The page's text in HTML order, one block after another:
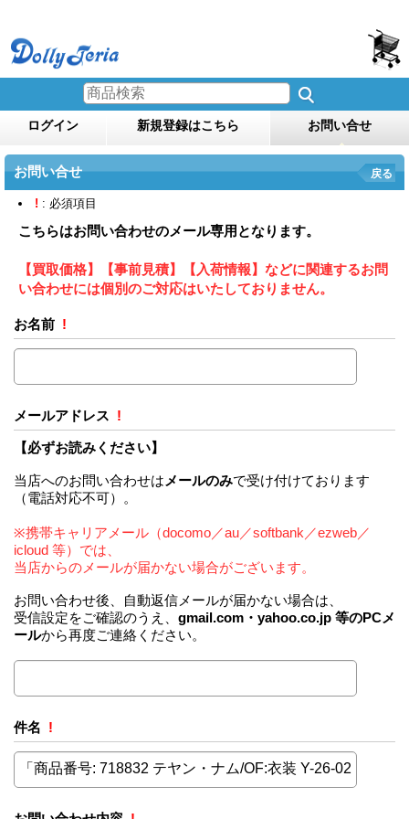
ログイン 新規登録はこちら お問い合せ
お問い合せ 戻る
! : 必須項目
こちらはお問い合わせのメール専用となります。
【買取価格】【事前見積】【入荷情報】などに関連するお問
い合わせには個別のご対応はいたしておりません。
お名前 !
メールアドレス !
【必ずお読みください】
当店へのお問い合わせは メールのみで受け付けております
（電話対応不可）。
※携帯キャリアメール（docomo／au／softbank／ezweb／
icloud 等）では、
当店からのメールが届かない場合がございます。
お問い合わせ後、自動返信メールが届かない場合は、
受信設定をご確認のうえ、 gmail.com・yahoo.co.jp 等のPCメ
ールから再度ご連絡ください。
件名 !